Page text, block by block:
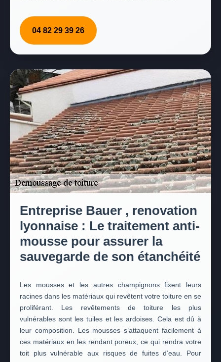
04 82 29 39 26
Entreprise Bauer , renovation
lyonnaise : Le traitement anti-
mousse pour assurer la
sauvegarde de son étanchéité
Les mousses et les autres champignons fixent leurs
racines dans les matériaux qui revêtent votre toiture en se
proliférant. Les revêtements de toiture les plus
vulnérables sont les tuiles et les ardoises. Cela est dû à
leur composition. Les mousses s’attaquent facilement à
ces matériaux en les rendant poreux, ce qui rendra votre
toit plus vulnérable aux risques de fuites d’eau. Pour